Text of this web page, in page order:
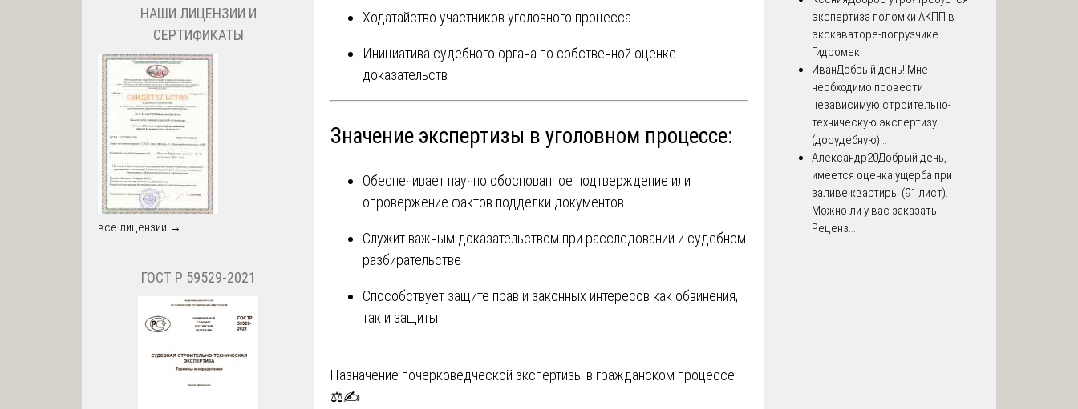
Ходатайство участников уголовного процесса
Инициатива судебного органа по собственной оценке
доказательств
Значение экспертизы в уголовном процессе:
Обеспечивает научно обоснованное подтверждение или
опровержение фактов подделки документов
Служит важным доказательством при расследовании и судебном
разбирательстве
Способствует защите прав и законных интересов как обвинения,
так и защиты
Навигация
Назначение почерковедческой экспертизы в гражданском процессе
⚖️✍️
НАШИ ЛИЦЕНЗИИ И
СЕРТИФИКАТЫ
все лицензии →
ГОСТ Р 59529-2021
экспертиза поломки АКПП в
экскаваторе-погрузчике
Гидромек
ИванДобрый день! Мне
необходимо провести
независимую строительно-
техническую экспертизу
(досудебную)...
Александр20Добрый день,
имеется оценка ущерба при
заливе квартиры (91 лист).
Можно ли у вас заказать
Реценз...